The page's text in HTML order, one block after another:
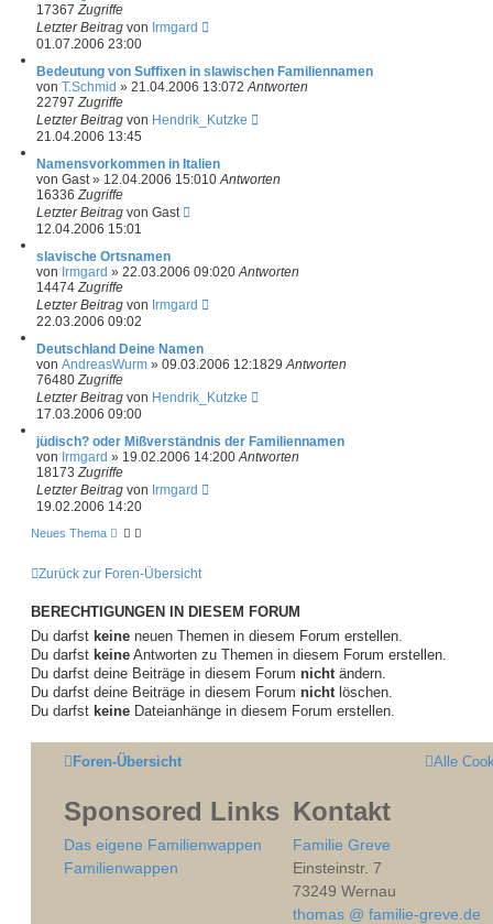
17367Zugriffe
Letzter Beitrag von Irmgard
01.07.2006 23:00
Bedeutung von Suffixen in slawischen Familiennamen
von T.Schmid » 21.04.2006 13:072Antworten
22797Zugriffe
Letzter Beitrag von Hendrik_Kutzke
21.04.2006 13:45
Namensvorkommen in Italien
von Gast» 12.04.2006 15:010Antworten
16336Zugriffe
Letzter Beitrag von Gast
12.04.2006 15:01
slavische Ortsnamen
von Irmgard » 22.03.2006 09:020Antworten
14474Zugriffe
Letzter Beitrag von Irmgard
22.03.2006 09:02
Deutschland Deine Namen
von AndreasWurm » 09.03.2006 12:1829Antworten
76480Zugriffe
Letzter Beitrag von Hendrik_Kutzke
17.03.2006 09:00
jüdisch? oder Mißverständnis der Familiennamen
von Irmgard » 19.02.2006 14:200Antworten
18173Zugriffe
Letzter Beitrag von Irmgard
19.02.2006 14:20
Neues Thema
Zurück zur Foren-Übersicht
BERECHTIGUNGEN IN DIESEM FORUM
Du darfst keine neuen Themen in diesem Forum erstellen.
Du darfst keine Antworten zu Themen in diesem Forum erstellen.
Du darfst deine Beiträge in diesem Forum nichtändern.
Du darfst deine Beiträge in diesem Forum nichtlöschen.
Du darfst keine Dateianhänge in diesem Forum erstellen.
Foren-Übersicht Alle
Sponsored Links
Das eigene Familienwappen
Familienwappen
Kontakt
Familie Greve
Einsteinstr. 7
73249 Wernau
thomas @ familie-greve.de